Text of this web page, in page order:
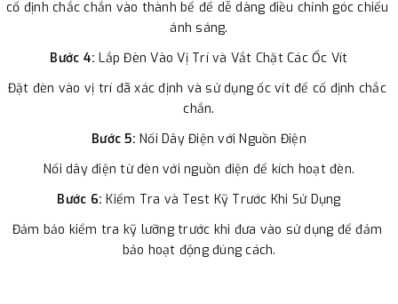
cố định chắc chắn vào thành bể để dễ dàng điều chỉnh góc chiếu
ánh sáng.
Bước 4: Lắp Đèn Vào Vị Trí và Vắt Chặt Các Ốc Vít
Đặt đèn vào vị trí đã xác định và sử dụng ốc vít để cố định chắc
chắn.
Bước 5: Nối Dây Điện với Nguồn Điện
Nối dây điện từ đèn với nguồn điện để kích hoạt đèn.
Bước 6: Kiểm Tra và Test Kỹ Trước Khi Sử Dụng
Đảm bảo kiểm tra kỹ lưỡng trước khi đưa vào sử dụng để đảm
bảo hoạt động đúng cách.